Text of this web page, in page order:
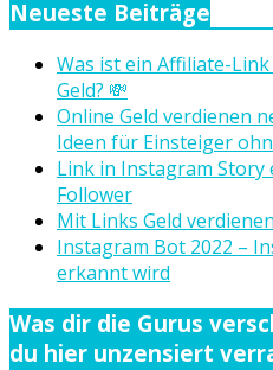
Neueste Beiträge
Was ist ein Affiliate-
Geld? 💸
Online Geld verdienen
Ideen für Einsteiger
Link in Instagram Story
Follower
Mit Links Geld
Instagram Bot 2022 –
erkannt wird
Was dir die Gurus
du hier unzensiert